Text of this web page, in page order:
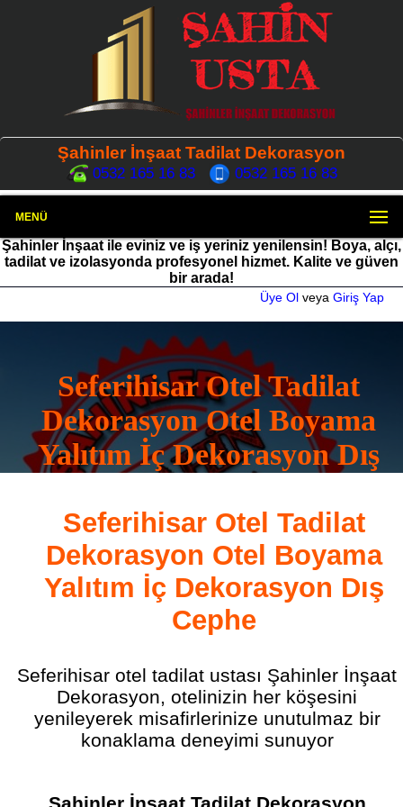
Şahinler İnşaat Tadilat Dekorasyon
0532 165 16 83 0532 165 16 83
MENÜ
Şahinler İnşaat ile eviniz ve iş yeriniz yenilensin! Boya, alçı,
tadilat ve izolasyonda profesyonel hizmet. Kalite ve güven
bir arada!
Üye Ol veya Giriş Yap
Seferihisar Otel Tadilat
Dekorasyon Otel Boyama
Yalıtım İç Dekorasyon Dış
0532 165 16 83
Seferihisar Otel Tadilat
Dekorasyon Otel Boyama
Yalıtım İç Dekorasyon Dış
Cephe
Seferihisar otel tadilat ustası Şahinler İnşaat
Dekorasyon, otelinizin her köşesini
yenileyerek misafirlerinize unutulmaz bir
konaklama deneyimi sunuyor
Şahinler İnşaat Tadilat Dekorasyon